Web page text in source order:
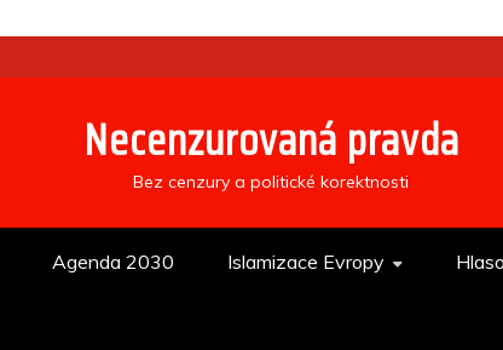
Necenzurovaná pravda
Bez cenzury a politické korektnosti
Agenda 2030 Islamizace Evropy